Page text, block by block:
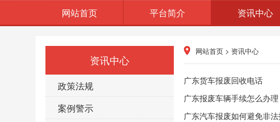
网站首页 平台简介 资讯中心
资讯中心
政策法规
案例警示
网站首页 > 资讯中心
广东货车报废回收电话
广东报废车辆手续怎么办理
广东汽车报废如何避免非